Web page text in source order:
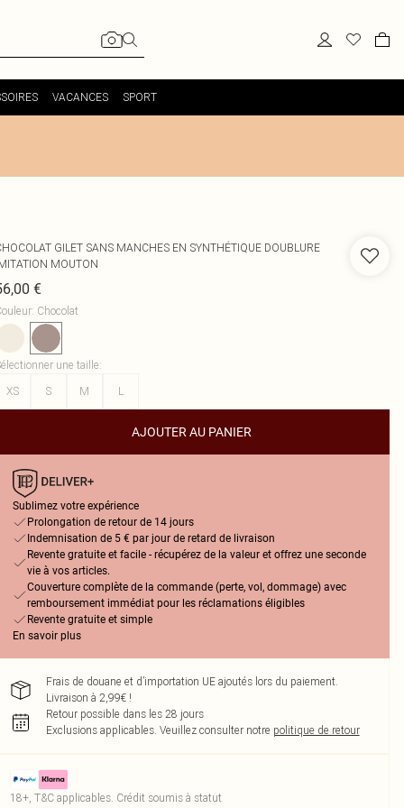
VACANCES SPORT
GILET SANS MANCHES EN SYNTHÉTIQUE DOUBLURE
MOUTON
€
: Chocolat
une taille:
XS
S M L
AJOUTER AU PANIER
Sublimez votre expérience
Prolongation de retour de 14 jours
Indemnisation de 5 € par jour de retard de livraison
Revente gratuite et facile - récupérez de la valeur et offrez une seconde
vie à vos articles.
Couverture complète de la commande (perte, vol, dommage) avec
remboursement immédiat pour les réclamations éligibles
Revente gratuite et simple
En savoir plus
Frais de douane et d’importation UE ajoutés lors du paiement.
Livraison à 2,99€ !
Retour possible dans les 28 jours
Exclusions applicables. Veuillez consulter notre politique de retour
18+, T&C applicables. Crédit soumis à statut